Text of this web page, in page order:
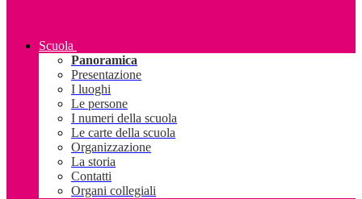
Scuola
Panoramica
Presentazione
I luoghi
Le persone
I numeri della scuola
Le carte della scuola
Organizzazione
La storia
Contatti
Organi collegiali